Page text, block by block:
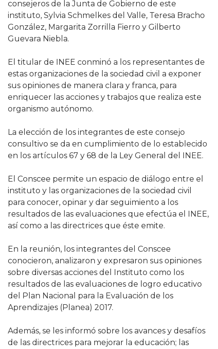
consejeros de la Junta de Gobierno de este
instituto, Sylvia Schmelkes del Valle, Teresa Bracho
González, Margarita Zorrilla Fierro y Gilberto
Guevara Niebla.
El titular de INEE conminó a los representantes de
estas organizaciones de la sociedad civil a exponer
sus opiniones de manera clara y franca, para
enriquecer las acciones y trabajos que realiza este
organismo autónomo.
La elección de los integrantes de este consejo
consultivo se da en cumplimiento de lo establecido
en los artículos 67 y 68 de la Ley General del INEE.
El Conscee permite un espacio de diálogo entre el
instituto y las organizaciones de la sociedad civil
para conocer, opinar y dar seguimiento a los
resultados de las evaluaciones que efectúa el INEE,
así como a las directrices que éste emite.
En la reunión, los integrantes del Conscee
conocieron, analizaron y expresaron sus opiniones
sobre diversas acciones del Instituto como los
resultados de las evaluaciones de logro educativo
del Plan Nacional para la Evaluación de los
Aprendizajes (Planea) 2017.
Además, se les informó sobre los avances y desafíos
de las directrices para mejorar la educación; las